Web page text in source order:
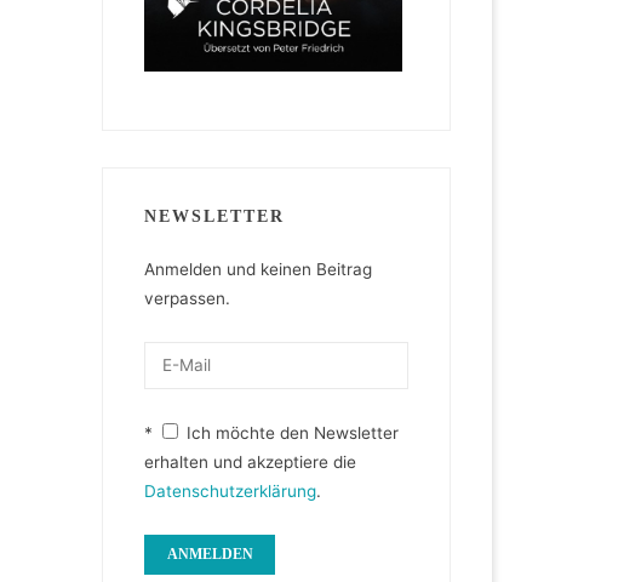
NEWSLETTER
Anmelden und keinen Beitrag
verpassen.
*
Ich möchte den Newsletter
erhalten und akzeptiere die
Datenschutzerklärung.